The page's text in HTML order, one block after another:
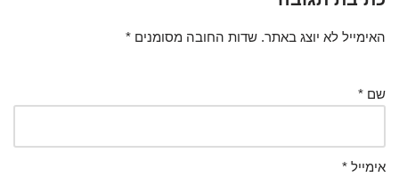
האימייל לא יוצג באתר. שדות החובה מסומנים *
שם *
אימייל *